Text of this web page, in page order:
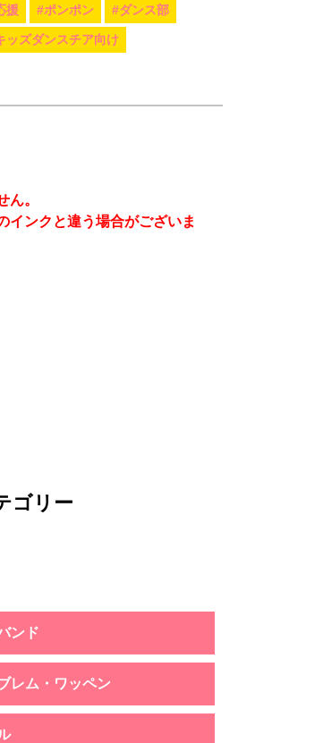
援 #ポンポン #ダンス部
ッズダンスチア向け
。
ンクと違う場合がございま
ゴリー
ンド
レム・ワッペン